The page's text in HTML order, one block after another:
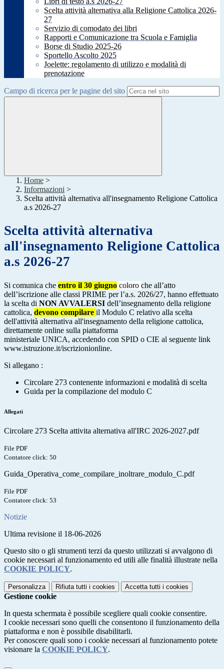
Scelta attività alternativa alla Religione Cattolica 2026-
27
Servizio di comodato dei libri
Rapporti e Comunicazione tra Scuola e Famiglia
Borse di Studio 2025-26
Sportello Ascolto 2025
Joelette: regolamento di utilizzo e modalità di
prenotazione
Campo di ricerca per le pagine del sito
Home >
Informazioni >
Scelta attività alternativa all'insegnamento Religione Cattolica
a.s 2026-27
Scelta attività alternativa
all'insegnamento Religione Cattolica
a.s 2026-27
Si comunica che entro il 30 giugno coloro che all’atto
dell’iscrizione alle classi PRIME per l’a.s. 2026/27, hanno effettuato
la scelta di NON AVVALERSI dell’insegnamento della religione
cattolica, devono compilare il Modulo C relativo alla scelta
dell'attività alternativa all'insegnamento della religione cattolica,
direttamente online sulla piattaforma
ministeriale UNICA, accedendo con SPID o CIE al seguente link
www.istruzione.it/iscrizionionline.
Si allegano :
Circolare 273 contenente informazioni e modalità di scelta
Guida per la compilazione del modulo C
Allegati
Circolare 273 Scelta attivita alternativa all'IRC 2026-2027.pdf
File PDF
Contatore click: 50
Guida_Operativa_come_compilare_inoltrare_modulo_C.pdf
File PDF
Contatore click: 53
Notizie
Ultima revisione il 18-06-2026
Questo sito o gli strumenti terzi da questo utilizzati si avvalgono di
cookie necessari al funzionamento ed utili alle finalità illustrate nella
COOKIE POLICY.
Personalizza Rifiuta tutti i cookies Accetta tutti i cookies
Gestione cookie
In questa schermata è possibile scegliere quali cookie consentire.
I cookie necessari sono quelli che consentono il funzionamento della
piattaforma e non è possibile disabilitarli.
Per conoscere quali sono i cookie necessari al funzionamento potete
visionare la COOKIE POLICY.